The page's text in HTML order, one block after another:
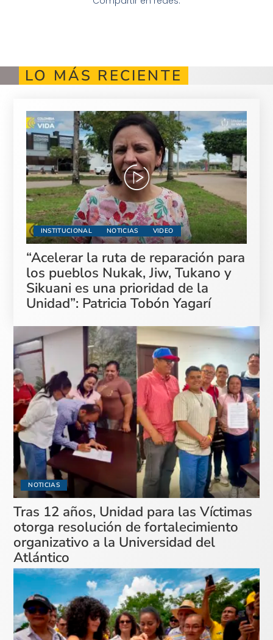
LO MÁS RECIENTE
INSTITUCIONAL NOTICIAS VIDEO
“Acelerar la ruta de reparación para
los pueblos Nukak, Jiw, Tukano y
Sikuani es una prioridad de la
Unidad”: Patricia Tobón Yagarí
NOTICIAS
Tras 12 años, Unidad para las Víctimas
otorga resolución de fortalecimiento
organizativo a la Universidad del
Atlántico